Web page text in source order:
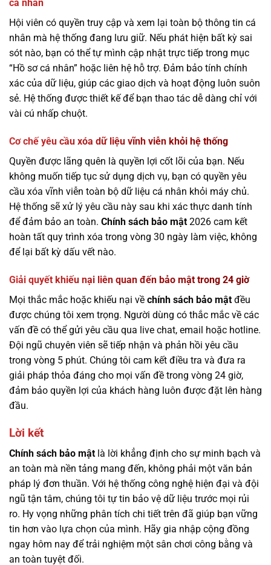
cá nhân
Hội viên có quyền truy cập và xem lại toàn bộ thông tin cá
nhân mà hệ thống đang lưu giữ. Nếu phát hiện bất kỳ sai
sót nào, bạn có thể tự mình cập nhật trực tiếp trong mục
“Hồ sơ cá nhân” hoặc liên hệ hỗ trợ. Đảm bảo tính chính
xác của dữ liệu, giúp các giao dịch và hoạt động luôn suôn
sẻ. Hệ thống được thiết kế để bạn thao tác dễ dàng chỉ với
vài cú nhấp chuột.
Cơ chế yêu cầu xóa dữ liệu vĩnh viễn khỏi hệ thống
Quyền được lãng quên là quyền lợi cốt lõi của bạn. Nếu
không muốn tiếp tục sử dụng dịch vụ, bạn có quyền yêu
cầu xóa vĩnh viễn toàn bộ dữ liệu cá nhân khỏi máy chủ.
Hệ thống sẽ xử lý yêu cầu này sau khi xác thực danh tính
để đảm bảo an toàn. Chính sách bảo mật 2026 cam kết
hoàn tất quy trình xóa trong vòng 30 ngày làm việc, không
để lại bất kỳ dấu vết nào.
Giải quyết khiếu nại liên quan đến bảo mật trong 24 giờ
Mọi thắc mắc hoặc khiếu nại về chính sách bảo mật đều
được chúng tôi xem trọng. Người dùng có thắc mắc về các
vấn đề có thể gửi yêu cầu qua live chat, email hoặc hotline.
Đội ngũ chuyên viên sẽ tiếp nhận và phản hồi yêu cầu
trong vòng 5 phút. Chúng tôi cam kết điều tra và đưa ra
giải pháp thỏa đáng cho mọi vấn đề trong vòng 24 giờ,
đảm bảo quyền lợi của khách hàng luôn được đặt lên hàng
đầu.
Lời kết
Chính sách bảo mật là lời khẳng định cho sự minh bạch và
an toàn mà nền tảng mang đến, không phải một văn bản
pháp lý đơn thuần. Với hệ thống công nghệ hiện đại và đội
ngũ tận tâm, chúng tôi tự tin bảo vệ dữ liệu trước mọi rủi
ro. Hy vọng những phân tích chi tiết trên đã giúp bạn vững
tin hơn vào lựa chọn của mình. Hãy gia nhập cộng đồng
ngay hôm nay để trải nghiệm một sân chơi công bằng và
an toàn tuyệt đối.